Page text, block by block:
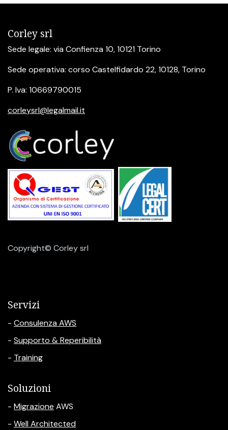
Servizi
- Consulenza AWS
- Supporto & Reperibilità
- Training
Soluzioni
- Migrazione AWS
- Well Architected
Corley srl
Sede legale: via Confienza 10, 10121 Torino
Sede operativa: corso Castelfidardo 22, 10128, Torino
P. Iva: 10669790015
corleysrl@legalmail.it
Copyright© Corley srl